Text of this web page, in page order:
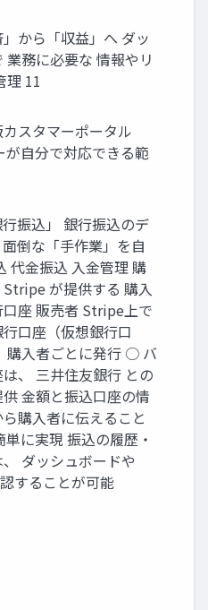
」から「収益」へ ダッ
業務に必要な 情報やリ
理 11
スタマーポータル
が自分で対応できる範
振込」 銀行振込のデ
倒な「手作業」を自
代金振込 入金管理 購
が提供する 購入
座 販売者 Stripe上で
口座（仮想銀行口
購入者ごとに発行 ○ バ
、 三井住友銀行 との
金額と振込口座の情
購入者に伝えること
に実現 振込の履歴・
ダッシュボードや
することが可能